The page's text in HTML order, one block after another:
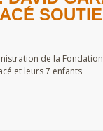
de la
et leurs 7 enfants